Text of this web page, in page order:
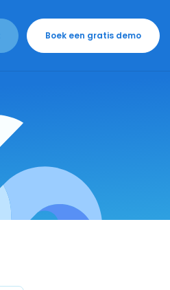
Boek een gratis demo